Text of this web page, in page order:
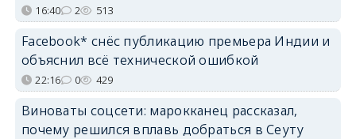
16:40 2 513
Facebook* снёс публикацию премьера Индии и
объяснил всё технической ошибкой
22:16 0 429
Виноваты соцсети: марокканец рассказал,
почему решился вплавь добраться в Сеуту